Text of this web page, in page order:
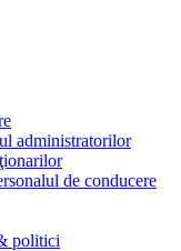
administratorilor
de conducere
politici